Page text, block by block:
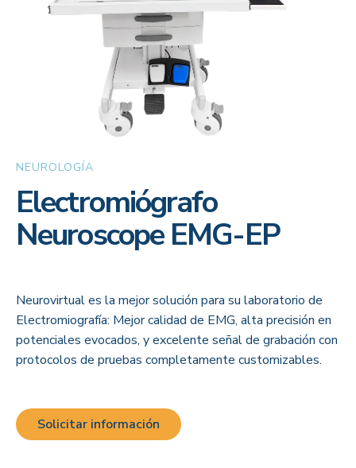
NEUROLOGÍA
Electromiógrafo
Neuroscope EMG-EP
Neurovirtual es la mejor solución para su laboratorio de
Electromiografía: Mejor calidad de EMG, alta precisión en
potenciales evocados, y excelente señal de grabación con
protocolos de pruebas completamente customizables.
Solicitar información